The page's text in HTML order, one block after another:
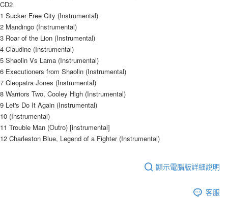
CD2
1 Sucker Free City (Instrumental)
2 Mandingo (Instrumental)
3 Roar of the Lion (Instrumental)
4 Claudine (Instrumental)
5 Shaolin Vs Lama (Instrumental)
6 Executioners from Shaolin (Instrumental)
7 Cleopatra Jones (Instrumental)
8 Warriors Two, Cooley High (Instrumental)
9 Let's Do It Again (Instrumental)
10 (Instrumental)
11 Trouble Man (Outro) [instrumental]
12 Charleston Blue, Legend of a Fighter (Instrumental)
顯示電腦版詳細說明
客服